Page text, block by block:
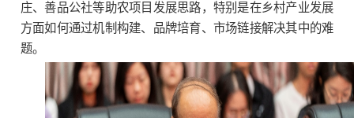
庄、善品公社等助农项目发展思路，特别是在乡村产业发展
方面如何通过机制构建、品牌培育、市场链接解决其中的难
题。